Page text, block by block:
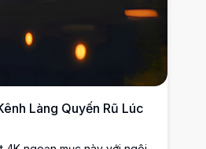
Làng Quyến Rũ Lúc